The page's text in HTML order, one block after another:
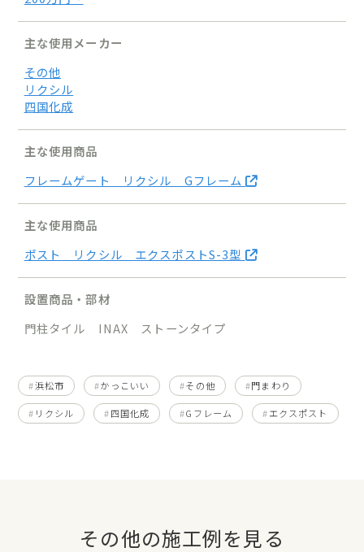
主な使用メーカー
その他
リクシル
四国化成
主な使用商品
フレームゲート リクシル Gフレーム
主な使用商品
ポスト リクシル エクスポストS-3型
設置商品・部材
門柱タイル INAX ストーンタイプ
浜松市 かっこいい その他 門まわり
リクシル 四国化成 Gフレーム エクスポスト
その他の施工例を見る